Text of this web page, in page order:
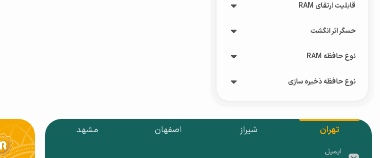
قابلیت ارتقای RAM
حسگر اثر انگشت
نوع حافظه RAM
نوع حافظه ذخیره سازی
تهران شیراز اصفهان مشهد
ایمیل